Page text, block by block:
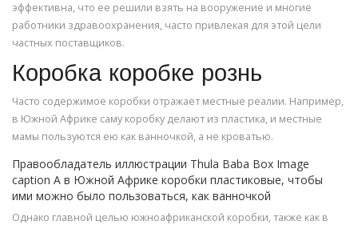
эффективна, что ее решили взять на вооружение и многие
работники здравоохранения, часто привлекая для этой цели
частных поставщиков.
Коробка коробке рознь
Часто содержимое коробки отражает местные реалии. Например,
в Южной Африке саму коробку делают из пластика, и местные
мамы пользуются ею как ванночкой, а не кроватью.
Правообладатель иллюстрации Thula Baba Box Image
caption А в Южной Африке коробки пластиковые, чтобы
ими можно было пользоваться, как ванночкой
Однако главной целью южноафриканской коробки, также как в